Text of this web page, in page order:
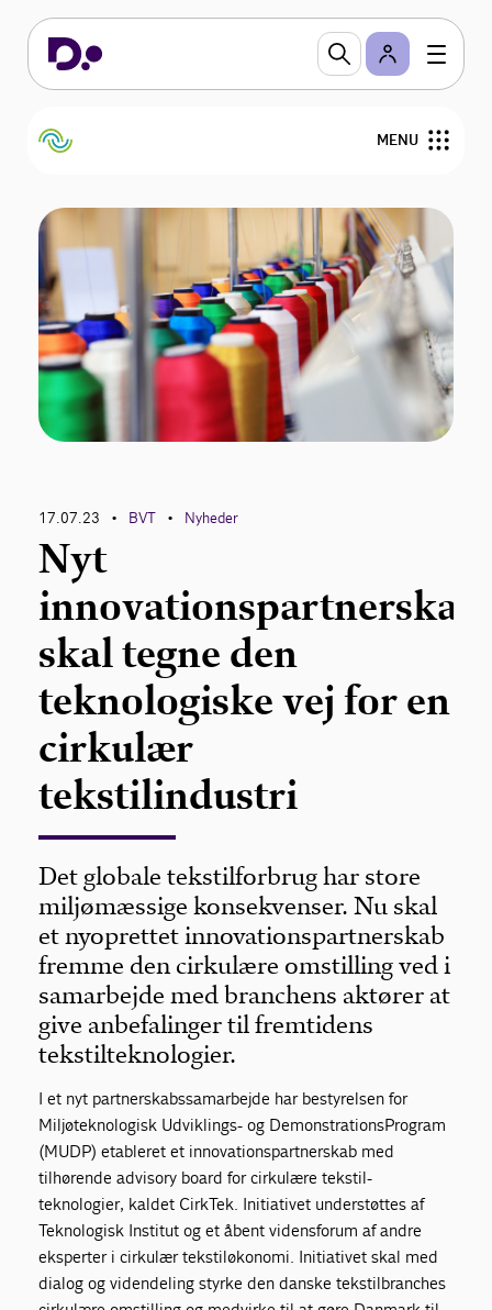
MENU
Nyheder og analyser
Businesscase
Branchestandard
Bliv medlem
Om BVT og ADV
17.07.23 • BVT • Nyheder
Nyt
innovationspartnerskab
skal tegne den
teknologiske vej for en
cirkulær
tekstilindustri
Det globale tekstilforbrug har store
miljømæssige konsekvenser. Nu skal
et nyoprettet innovationspartnerskab
fremme den cirkulære omstilling ved i
samarbejde med branchens aktører at
give anbefalinger til fremtidens
tekstilteknologier.
I et nyt partnerskabssamarbejde har bestyrelsen for
Miljøteknologisk Udviklings- og DemonstrationsProgram
(MUDP) etableret et innovationspartnerskab med
tilhørende advisory board for cirkulære tekstil-
teknologier, kaldet CirkTek. Initiativet understøttes af
Teknologisk Institut og et åbent vidensforum af andre
eksperter i cirkulær tekstiløkonomi. Initiativet skal med
dialog og videndeling styrke den danske tekstilbranches